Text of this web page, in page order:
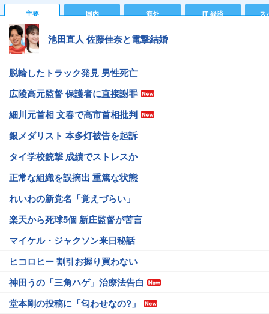
主要 国内 海外 IT 経済 ス
池田直人 佐藤佳奈と電撃結婚
脱輪したトラック発見 男性死亡
広陵高元監督 保護者に直接謝罪
細川元首相 文春で高市首相批判
銀メダリスト 本多灯被告を起訴
タイ学校銃撃 成績でストレスか
正常な組織を誤摘出 重篤な状態
れいわの新党名「覚えづらい」
楽天から死球5個 新庄監督が苦言
マイケル・ジャクソン来日秘話
ヒコロヒー 割引お握り買わない
神田うの「三角ハゲ」治療法告白
堂本剛の投稿に「匂わせなの?」